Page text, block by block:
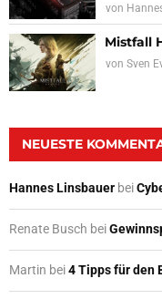
von
Mistfall
von Sven
NEUESTE
Hannes Linsbauer bei
Renate Busch bei
Martin bei4 Tipps für den